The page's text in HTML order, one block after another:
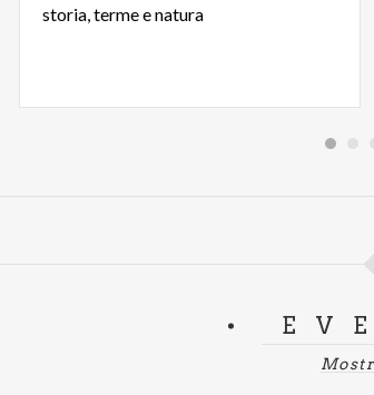
storia,termeenatura